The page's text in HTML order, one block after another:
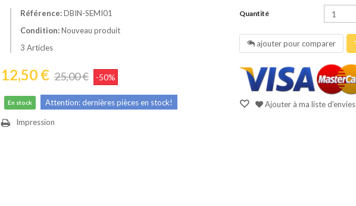
Référence:DBIN-SEMI01
Condition:Nouveau produit
3 Articles
12,50 € 25,00 € -50%
En stock Attention: dernières pièces en stock!
Impression
Quantité
ajouter pour comparer
Ajouter à ma liste d'envies